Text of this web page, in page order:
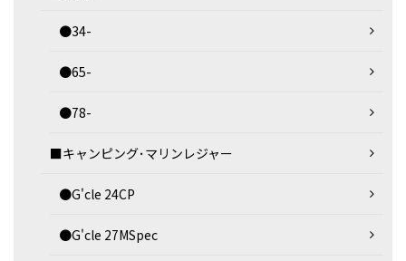
●34-
●65-
●78-
■キャンピング･マリンレジャー
●G'cle 24CP
●G'cle 27MSpec